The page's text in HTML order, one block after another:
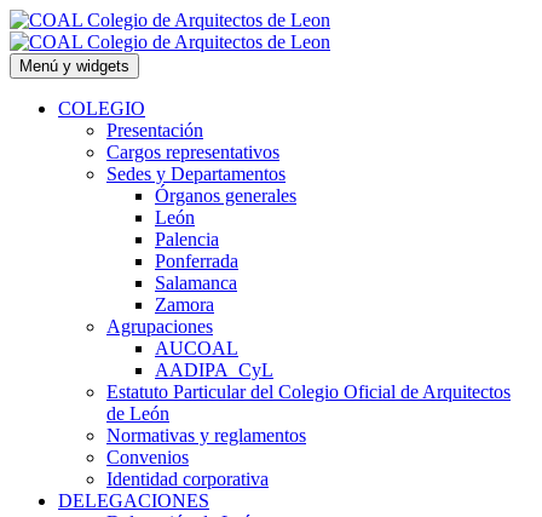
Saltar
al
contenido
Menú y widgets
COLEGIO
Presentación
Cargos representativos
Sedes y Departamentos
Órganos generales
León
Palencia
Ponferrada
Salamanca
Zamora
Agrupaciones
AUCOAL
AADIPA_CyL
Estatuto Particular del Colegio Oficial de Arquitectos
de León
Normativas y reglamentos
Convenios
Identidad corporativa
DELEGACIONES